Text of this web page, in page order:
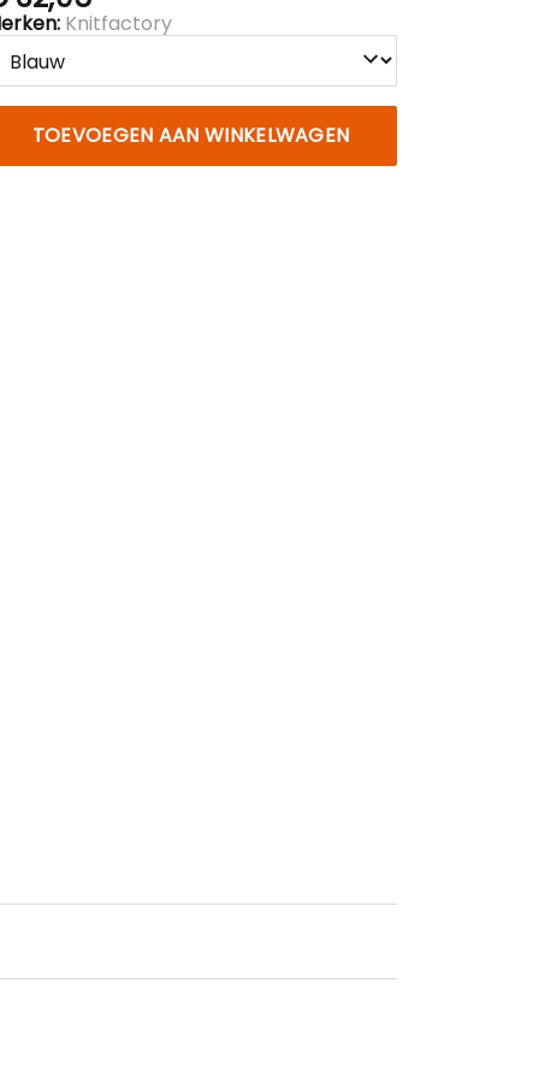
Knitfactory
TOEVOEGEN AAN WINKELWAGEN